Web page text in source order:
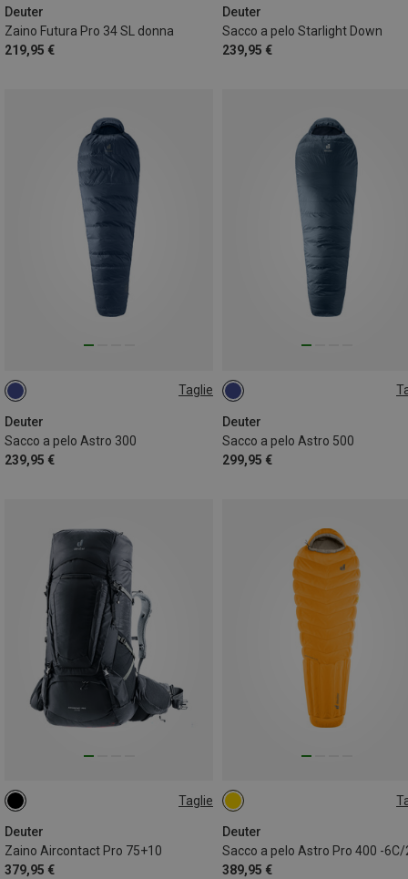
Deuter
Zaino Futura Pro 34 SL donna
219,95 €
Deuter
Sacco a pelo Starlight Down
239,95 €
Taglie
Deuter
Sacco a pelo Astro 300
239,95 €
MAX. 185CM | LEFT
Deuter
Sacco a pelo Astro 500
299,95 €
MAX. 185CM | LEFT
Taglie
Deuter
Zaino Aircontact Pro 75+10
379,95 €
75+10L
Deuter
Sacco a pelo Astro Pro 400 -6C/
389,95 €
MAX. 185CM | LEFT